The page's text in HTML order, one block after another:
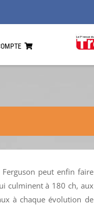
Ferguson peut enfin faire
culminent à 180 ch, aux
à chaque évolution de